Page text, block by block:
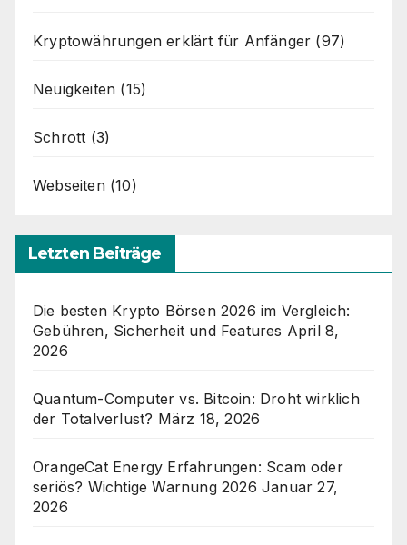
Kryptowährungen erklärt für Anfänger (97)
Neuigkeiten (15)
Schrott (3)
Webseiten(10)
Letzten Beiträge
Die besten Krypto Börsen 2026 im Vergleich:
Gebühren, Sicherheit und Features April 8,
2026
Quantum-Computer vs. Bitcoin: Droht wirklich
der Totalverlust? März 18, 2026
OrangeCat Energy Erfahrungen: Scam oder
seriös? Wichtige Warnung 2026 Januar 27,
2026